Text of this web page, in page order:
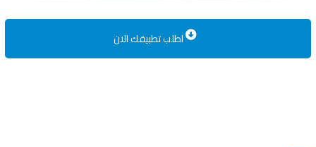
اطلب تطبيقك الان